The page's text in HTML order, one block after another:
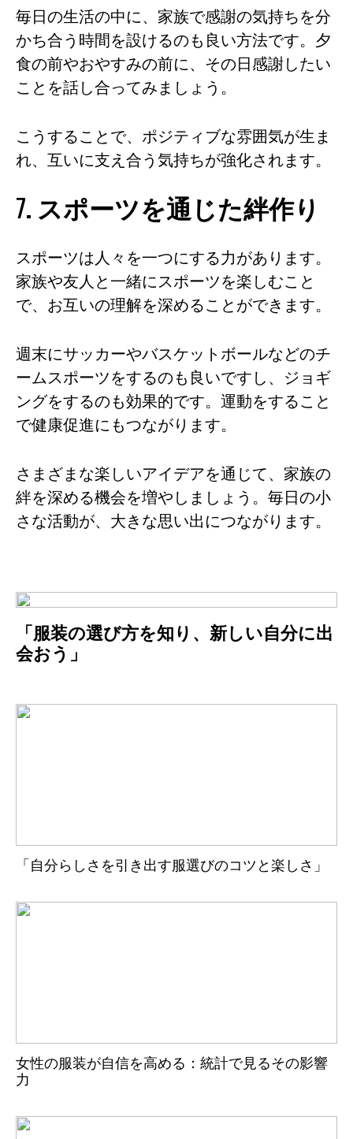
毎日の生活の中に、家族で感謝の気持ちを分
かち合う時間を設けるのも良い方法です。夕
食の前やおやすみの前に、その日感謝したい
ことを話し合ってみましょう。
こうすることで、ポジティブな雰囲気が生ま
れ、互いに支え合う気持ちが強化されます。
7. スポーツを通じた絆作り
スポーツは人々を一つにする力があります。
家族や友人と一緒にスポーツを楽しむこと
で、お互いの理解を深めることができます。
週末にサッカーやバスケットボールなどのチ
ームスポーツをするのも良いですし、ジョギ
ングをするのも効果的です。運動をすること
で健康促進にもつながります。
さまざまな楽しいアイデアを通じて、家族の
絆を深める機会を増やしましょう。毎日の小
さな活動が、大きな思い出につながります。
「服装の選び方を知り、新しい自分に出
会おう」
「自分らしさを引き出す服選びのコツと楽しさ」
女性の服装が自信を高める：統計で見るその影響
力